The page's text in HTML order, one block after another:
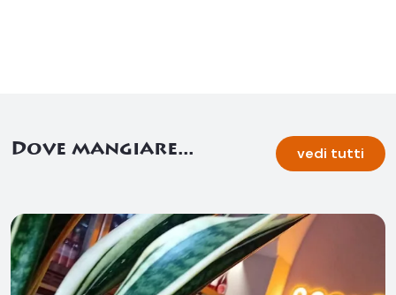
Dove mangiare... vedi tutti